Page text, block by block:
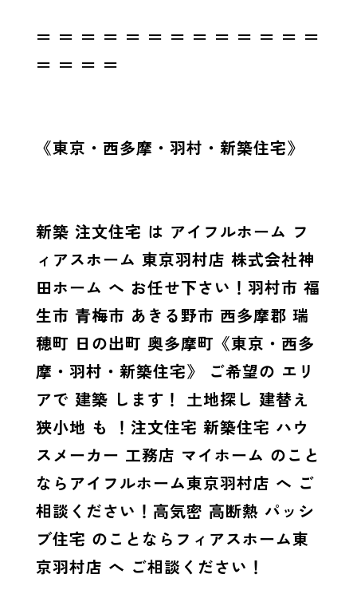
＝ ＝ ＝ ＝ ＝ ＝ ＝ ＝ ＝ ＝ ＝ ＝ ＝
＝ ＝ ＝ ＝
《東京・西多摩・羽村・新築住宅》
新築 注文住宅 は アイフルホーム フ
ィアスホーム 東京羽村店 株式会社神
田ホーム へ お任せ下さい！羽村市 福
生市 青梅市 あきる野市 西多摩郡 瑞
穂町 日の出町 奥多摩町《東京・西多
摩・羽村・新築住宅》 ご希望の エリ
アで 建築 します！ 土地探し 建替え
狭小地 も ！注文住宅 新築住宅 ハウ
スメーカー 工務店 マイホーム のこと
ならアイフルホーム東京羽村店 へ ご
相談ください！高気密 高断熱 パッシ
ブ住宅 のことならフィアスホーム東
京羽村店 へ ご相談ください！